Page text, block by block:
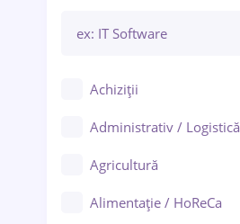
Bacău
Galați (Galați)
Ploiești
Achiziții
Administrativ / Logistică
Agricultură
Alimentație / HoReCa